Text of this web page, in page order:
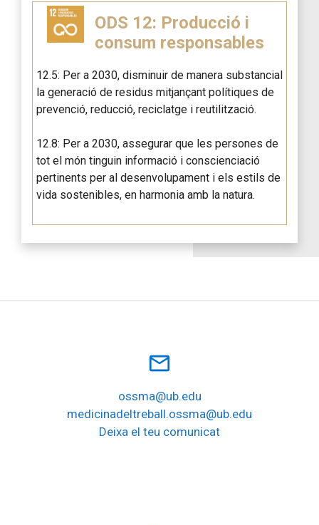
ODS 12: Producció i
consum responsables
12.5: Per a 2030, disminuir de manera substancial
la generació de residus mitjançant polítiques de
prevenció, reducció, reciclatge i reutilització.
12.8: Per a 2030, assegurar que les persones de
tot el món tinguin informació i conscienciació
pertinents per al desenvolupament i els estils de
vida sostenibles, en harmonia amb la natura.
mail_outline
ossma@ub.edu
medicinadeltreball.ossma@ub.edu
Deixa el teu comunicat